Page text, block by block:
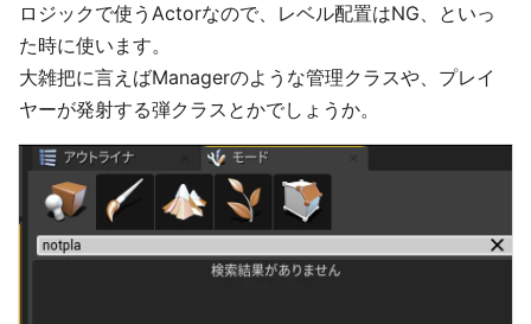
ロジックで使うActorなので、レベル配置はNG、といっ
た時に使います。
大雑把に言えばManagerのような管理クラスや、プレイ
ヤーが発射する弾クラスとかでしょうか。